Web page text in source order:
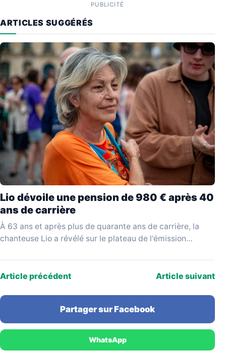
PUBLICITÉ
ARTICLES SUGGÉRÉS
Lio dévoile une pension de 980 € après 40
ans de carrière
À 63 ans et après plus de quarante ans de carrière, la
chanteuse Lio a révélé sur le plateau de l'émission
Article précédent Article suivant
Partager sur Facebook
WhatsApp